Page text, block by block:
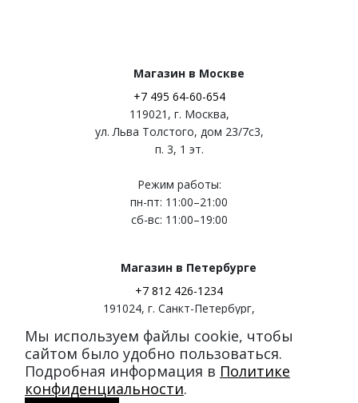
Магазин в Москве
+7 495 64-60-654
119021 , г. Москва,
ул. Льва Толстого, дом 23/7c3,
п. 3, 1 эт.
Режим работы:
пн-пт: 11:00–21:00
сб-вс: 11:00–19:00
Магазин в Петербурге
+7 812 426-1234
191024, г. Санкт-Петербург,
ул. Миргородская, д. 20
вход с ул. Кременчугская
Режим работы:
пн-пт: 11:00–21:00
Мы используем файлы cookie, чтобы
сайтом было удобно пользоваться.
Подробная информация в Политике
конфиденциальности.